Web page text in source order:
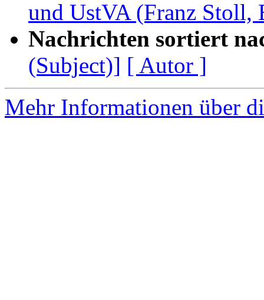
und UstVA (Franz Stoll,
Nachrichten sortiert
(Subject)] [ Autor ]
Mehr Informationen über